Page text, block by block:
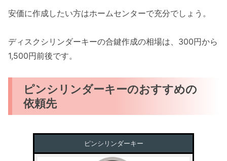
安価に作成したい方はホームセンターで充分でしょう。
ディスクシリンダーキーの合鍵作成の相場は、300円から
1,500円前後です。
ピンシリンダーキーのおすすめの
依頼先
ピンシリンダーキー